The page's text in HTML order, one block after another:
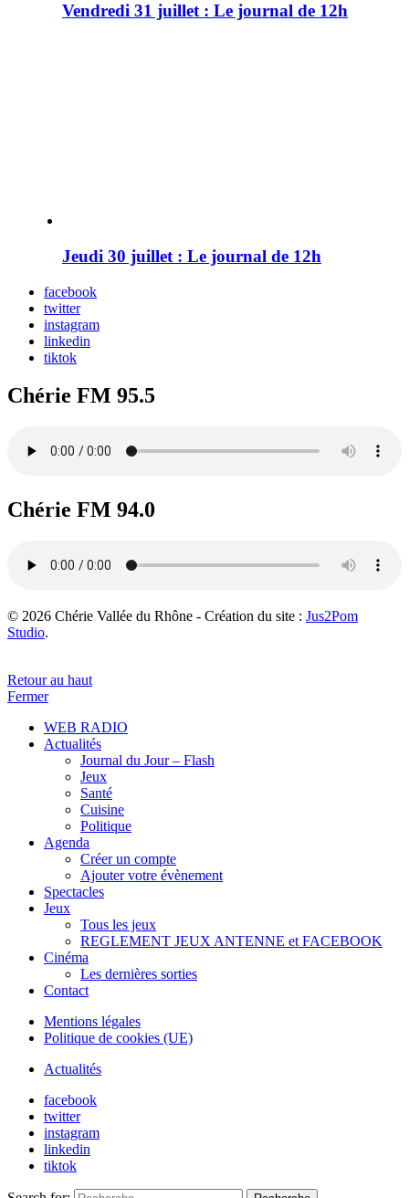
Vendredi 31 juillet : Le journal de 12h
Jeudi 30 juillet : Le journal de 12h
facebook
twitter
instagram
linkedin
tiktok
Chérie FM 95.5
Chérie FM 94.0
© 2026 Chérie Vallée du Rhône - Création du site : Jus2Pom
Studio.
Retour au haut
Fermer
WEB RADIO
Actualités
Journal du Jour – Flash
Jeux
Santé
Cuisine
Politique
Agenda
Créer un compte
Ajouter votre évènement
Spectacles
Jeux
Tous les jeux
REGLEMENT JEUX ANTENNE et FACEBOOK
Cinéma
Les dernières sorties
Contact
Mentions légales
Politique de cookies (UE)
Actualités
facebook
twitter
instagram
linkedin
tiktok